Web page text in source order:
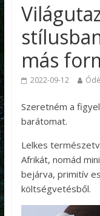
más
2022-09-12
Szeretném a
barátomat.
Lelkes
Afrikát, nomád
bejárva, primitív
költségvetésből.